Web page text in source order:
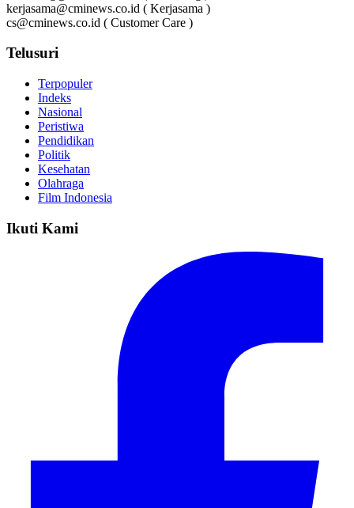
kerjasama@cminews.co.id ( Kerjasama )
cs@cminews.co.id ( Customer Care )
Telusuri
Terpopuler
Indeks
Nasional
Peristiwa
Pendidikan
Politik
Kesehatan
Olahraga
Film Indonesia
Ikuti Kami